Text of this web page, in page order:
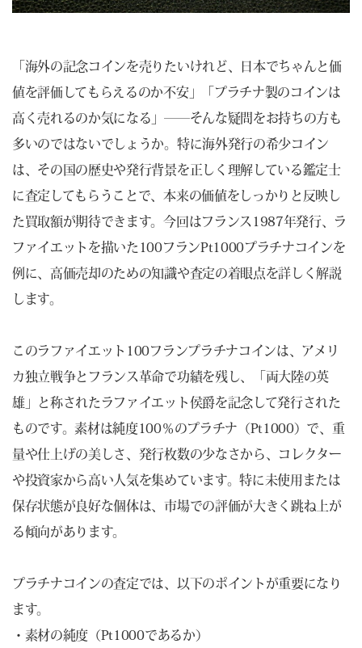
「海外の記念コインを売りたいけれど、日本でちゃんと価
値を評価してもらえるのか不安」「プラチナ製のコインは
高く売れるのか気になる」――そんな疑問をお持ちの方も
多いのではないでしょうか。特に海外発行の希少コイン
は、その国の歴史や発行背景を正しく理解している鑑定士
に査定してもらうことで、本来の価値をしっかりと反映し
た買取額が期待できます。今回はフランス1987年発行、ラ
ファイエットを描いた100フランPt1000プラチナコインを
例に、高価売却のための知識や査定の着眼点を詳しく解説
します。
このラファイエット100フランプラチナコインは、アメリ
カ独立戦争とフランス革命で功績を残し、「両大陸の英
雄」と称されたラファイエット侯爵を記念して発行された
ものです。素材は純度100％のプラチナ（Pt1000）で、重
量や仕上げの美しさ、発行枚数の少なさから、コレクター
や投資家から高い人気を集めています。特に未使用または
保存状態が良好な個体は、市場での評価が大きく跳ね上が
る傾向があります。
プラチナコインの査定では、以下のポイントが重要になり
ます。
・素材の純度（Pt1000であるか）